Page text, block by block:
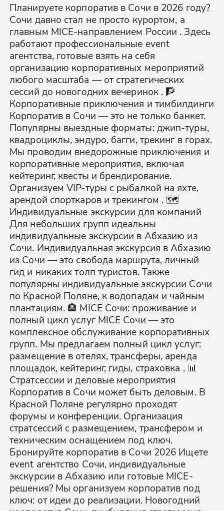
Планируете корпоратив в Сочи в 2026 году?
Сочи давно стал не просто курортом, а
главным MICE-направлением России . Здесь
работают профессиональные event
агентства, готовые взять на себя
организацию корпоративных мероприятий
любого масштаба — от стратегических
сессий до новогодних вечеринок . 🧗
Корпоративные приключения и тимбилдинги
Корпоратив в Сочи — это не только банкет.
Популярны выездные форматы: джип-туры,
квадроциклы, эндуро, багги, трекинг в горах.
Мы проводим внедорожные приключения и
корпоративные мероприятия, включая
кейтеринг, квесты и брендирование.
Организуем VIP-туры с рыбалкой на яхте,
арендой спорткаров и трекингом . 🗺️
Индивидуальные экскурсии для компаний
Для небольших групп идеальны
индивидуальные экскурсии в Абхазию из
Сочи. Индивидуальная экскурсия в Абхазию
из Сочи — это свобода маршрута, личный
гид и никаких толп туристов. Также
популярны индивидуальные экскурсии Сочи
по Красной Поляне, к водопадам и чайным
плантациям. 🏨 MICE Сочи: проживание и
полный цикл услуг MICE Сочи — это
комплексное обслуживание корпоративных
групп. Мы предлагаем полный цикл услуг:
размещение в отелях, трансферы, аренда
площадок, кейтеринг, гиды, страховка . 📊
Стратсессии и деловые мероприятия
Корпоратив в Сочи может быть деловым. В
Красной Поляне регулярно проходят
форумы и конференции. Организация
стратсессий с размещением, трансфером и
техническим оснащением под ключ.
Бронируйте корпоратив в Сочи 2026 Ищете
event агентство Сочи, индивидуальные
экскурсии в Абхазию или готовые MICE-
решения? Мы организуем корпоратив под
ключ: от идеи до реализации. Новогодний